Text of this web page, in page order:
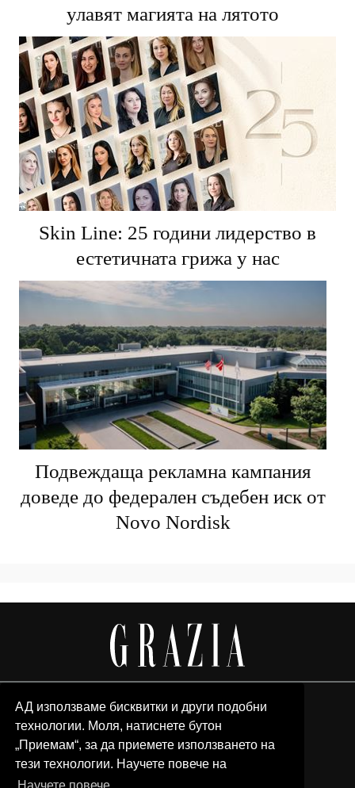
АД използваме бисквитки и други подобни
технологии. Моля, натиснете бутон
„Приемам“, за да приемете използването на
тези технологии. Научете повече на
улавят магията на лятото
Skin Line: 25 години лидерство в
естетичната грижа у нас
Подвеждаща рекламна кампания
доведе до федерален съдебен иск от
Novo Nordisk